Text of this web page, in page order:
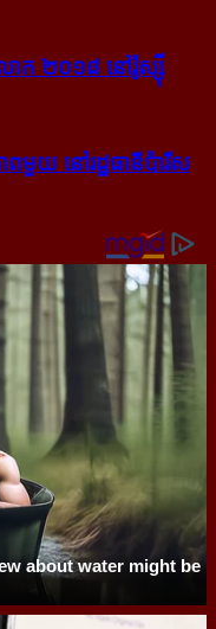
លោក ២០១៨ នៅ​រ៉ូស្ស៊ី
ព​មួយ នៅ​រដ្ឋធានី​ប៉ារីស​